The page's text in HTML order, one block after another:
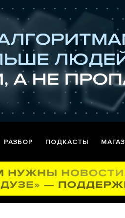
РАЗБОР ПОДКАСТЫ МАГАЗ